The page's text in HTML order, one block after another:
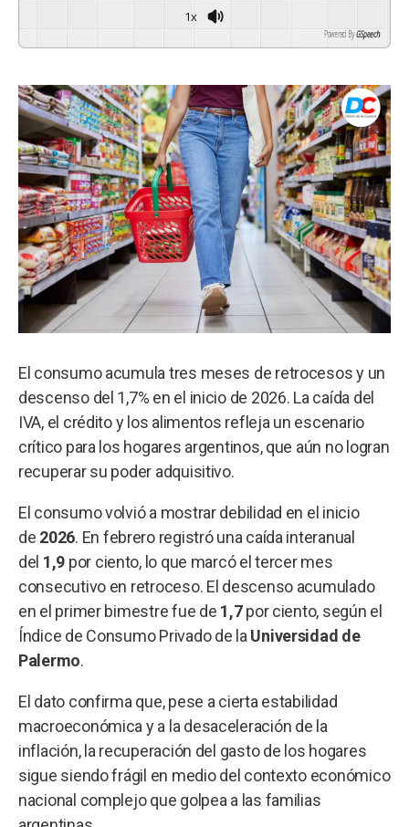
1x
Powered By GSpeech
El consumo acumula tres meses de retrocesos y un
descenso del 1,7% en el inicio de 2026. La caída del
IVA, el crédito y los alimentos refleja un escenario
crítico para los hogares argentinos, que aún no logran
recuperar su poder adquisitivo.
El consumo volvió a mostrar debilidad en el inicio
de 2026. En febrero registró una caída interanual
del 1,9 por ciento, lo que marcó el tercer mes
consecutivo en retroceso. El descenso acumulado
en el primer bimestre fue de 1,7por ciento, según el
Índice de Consumo Privado de la Universidad de
Palermo.
El dato confirma que, pese a cierta estabilidad
macroeconómica y a la desaceleración de la
inflación, la recuperación del gasto de los hogares
sigue siendo frágil en medio del contexto económico
nacional complejo que golpea a las familias